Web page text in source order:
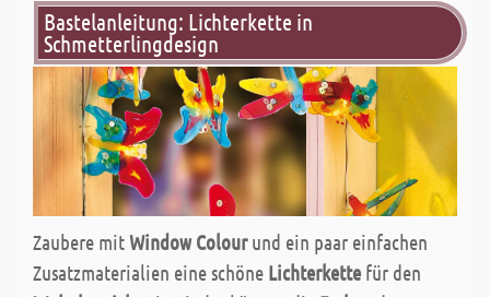
Bastelanleitung: Lichterkette in
Schmetterlingdesign
Zaubere mitWindow Colourund ein paar einfachen
Zusatzmaterialien eine schöne Lichterkette für den